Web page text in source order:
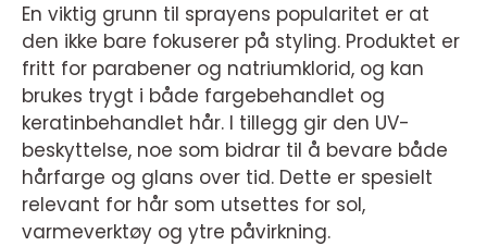
En viktig grunn til sprayens popularitet er at
den ikke bare fokuserer på styling. Produktet er
fritt for parabener og natriumklorid, og kan
brukes trygt i både fargebehandlet og
keratinbehandlet hår. I tillegg gir den UV-
beskyttelse, noe som bidrar til å bevare både
hårfarge og glans over tid. Dette er spesielt
relevant for hår som utsettes for sol,
varmeverktøy og ytre påvirkning.